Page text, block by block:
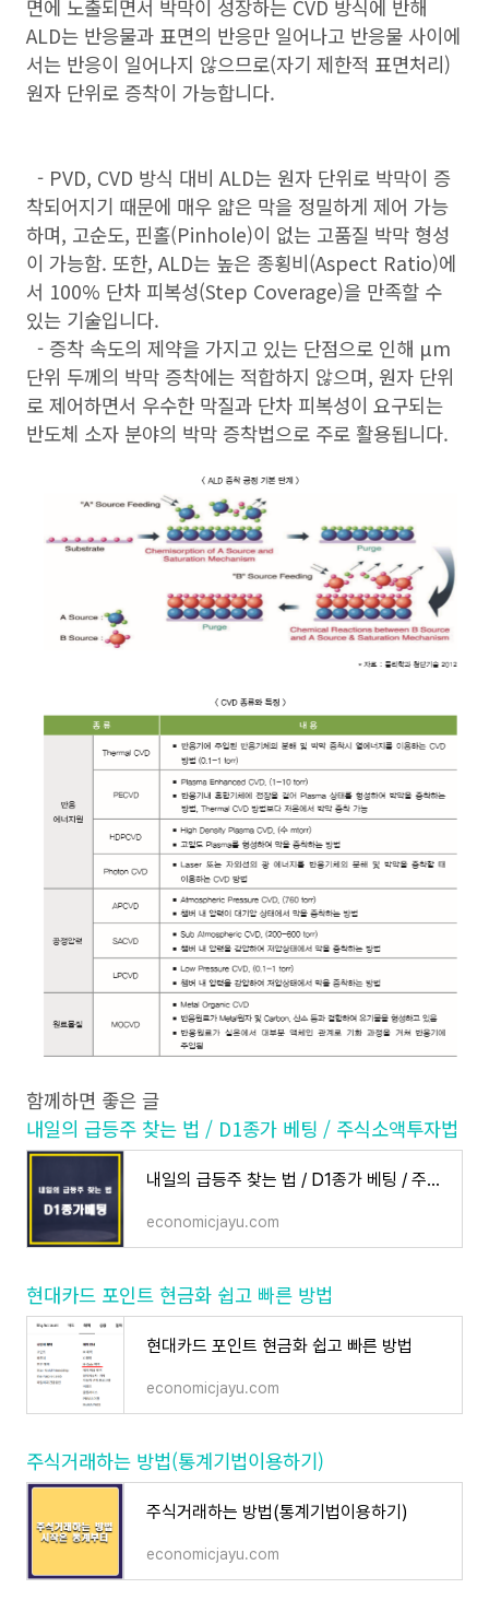
면에 노출되면서 박막이 성장하는 CVD 방식에 반해
ALD는 반응물과 표면의 반응만 일어나고 반응물 사이에
서는 반응이 일어나지 않으므로(자기 제한적 표면처리)
원자 단위로 증착이 가능합니다.
- PVD, CVD 방식 대비 ALD는 원자 단위로 박막이 증
착되어지기 때문에 매우 얇은 막을 정밀하게 제어 가능
하며, 고순도, 핀홀(Pinhole)이 없는 고품질 박막 형성
이 가능함. 또한, ALD는 높은 종횡비(Aspect Ratio)에
서 100% 단차 피복성(Step Coverage)을 만족할 수
있는 기술입니다.
- 증착 속도의 제약을 가지고 있는 단점으로 인해 μm
단위 두께의 박막 증착에는 적합하지 않으며, 원자 단위
로 제어하면서 우수한 막질과 단차 피복성이 요구되는
반도체 소자 분야의 박막 증착법으로 주로 활용됩니다.
함께하면 좋은 글
내일의 급등주 찾는 법 / D1종가 베팅 / 주식소액투자법
내일의 급등주 찾는 법 / D1종가 베팅 / 주식소액투자법
economicjayu.com
현대카드 포인트 현금화 쉽고 빠른 방법
현대카드 포인트 현금화 쉽고 빠른 방법
economicjayu.com
주식거래하는 방법(통계기법이용하기)
주식거래하는 방법(통계기법이용하기)
economicjayu.com